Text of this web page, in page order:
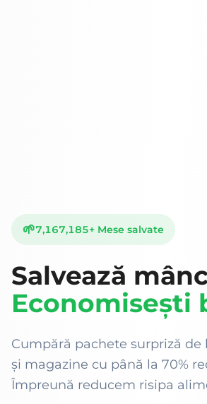
🌱7,167,185+ Mese salvate
Salvează
Economisești
Cumpără pachete surpriză de
și magazine cu până la 70%
Împreună reducem risipa